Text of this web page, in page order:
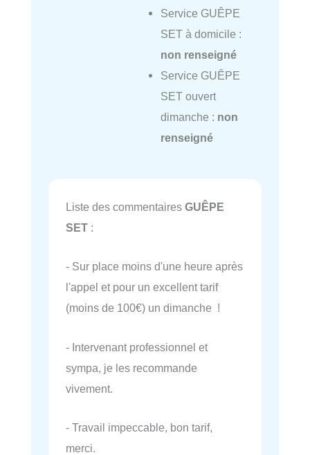
Service GUÊPE
SET à domicile :
non renseigné
Service GUÊPE
SET ouvert
dimanche : non
renseigné
Liste des commentaires GUÊPE
SET :
- Sur place moins d'une heure après
l'appel et pour un excellent tarif
(moins de 100€) un dimanche !
- Intervenant professionnel et
sympa, je les recommande
vivement.
- Travail impeccable, bon tarif,
merci.